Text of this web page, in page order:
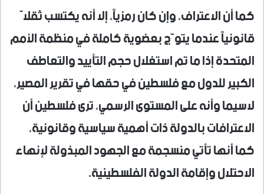
كما أن الاعتراف، وإن كان رمزياً، إلا أنه يكتسب ثقلاً
قانونياً عندما يتوَّج بعضوية كاملة في منظمة الأمم
المتحدة إذا ما تم استغلال حجم التأييد والتعاطف
الكبير للدول مع فلسطين في حقها في تقرير المصير،
لاسيما وأنه على المستوى الرسمي، ترى فلسطين أن
الاعترافات بالدولة ذات أهمية سياسية وقانونية،
كما أنها تأتي منسجمة مع الجهود المبذولة لإنهاء
الاحتلال وإقامة الدولة الفلسطينية.